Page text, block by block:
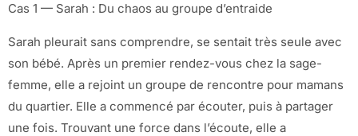
Cas 1 — Sarah : Du chaos au groupe d’entraide
Sarah pleurait sans comprendre, se sentait très seule avec
son bébé. Après un premier rendez-vous chez la sage-
femme, elle a rejoint un groupe de rencontre pour mamans
du quartier. Elle a commencé par écouter, puis à partager
une fois. Trouvant une force dans l’écoute, elle a